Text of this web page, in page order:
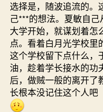
选择是，随波追流的。
己***的想法。夏敏自
大学开始，就谋划着怎
点。看着白月光学校里
这个学校留下点什么，
油，趁着学长接水的功
后，做贼一般的离开了
长根本没记住这个人吧